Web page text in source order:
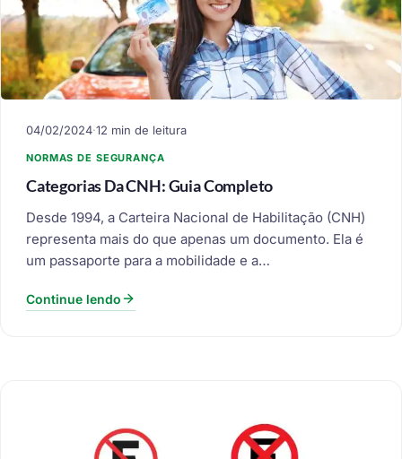
04/02/2024·12 min de leitura
NORMAS DE SEGURANÇA
Categorias Da CNH: Guia Completo
Desde 1994, a Carteira Nacional de Habilitação (CNH)
representa mais do que apenas um documento. Ela é
um passaporte para a mobilidade e a…
Continue lendo